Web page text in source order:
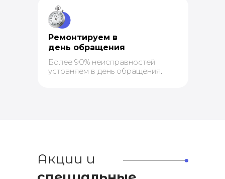
Более 90% неисправностей
устраняем в день обращения.
Ремонтируем в
день обращения
Акции и